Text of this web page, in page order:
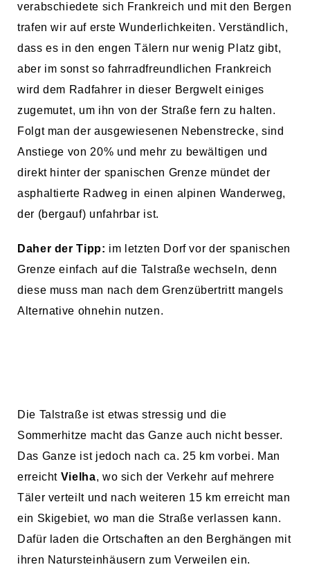
verabschiedete sich Frankreich und mit den Bergen
trafen wir auf erste Wunderlichkeiten. Verständlich,
dass es in den engen Tälern nur wenig Platz gibt,
aber im sonst so fahrradfreundlichen Frankreich
wird dem Radfahrer in dieser Bergwelt einiges
zugemutet, um ihn von der Straße fern zu halten.
Folgt man der ausgewiesenen Nebenstrecke, sind
Anstiege von 20% und mehr zu bewältigen und
direkt hinter der spanischen Grenze mündet der
asphaltierte Radweg in einen alpinen Wanderweg,
der (bergauf) unfahrbar ist.
Daher der Tipp: im letzten Dorf vor der spanischen
Grenze einfach auf die Talstraße wechseln, denn
diese muss man nach dem Grenzübertritt mangels
Alternative ohnehin nutzen.
Die Talstraße ist etwas stressig und die
Sommerhitze macht das Ganze auch nicht besser.
Das Ganze ist jedoch nach ca. 25 km vorbei. Man
erreicht Vielha, wo sich der Verkehr auf mehrere
Täler verteilt und nach weiteren 15 km erreicht man
ein Skigebiet, wo man die Straße verlassen kann.
Dafür laden die Ortschaften an den Berghängen mit
ihren Natursteinhäusern zum Verweilen ein.